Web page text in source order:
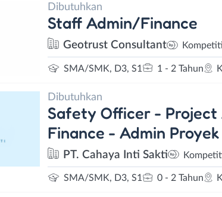
Dibutuhkan
Staff Admin/Finance
Geotrust Consultant
SMA/SMK, D3, S1 1 - 2 Tahun
Dibutuhkan
Safety Officer -
Finance - Admin Proyek
PT. Cahaya Inti Sakti
SMA/SMK, D3, S1 0 - 2 Tahun